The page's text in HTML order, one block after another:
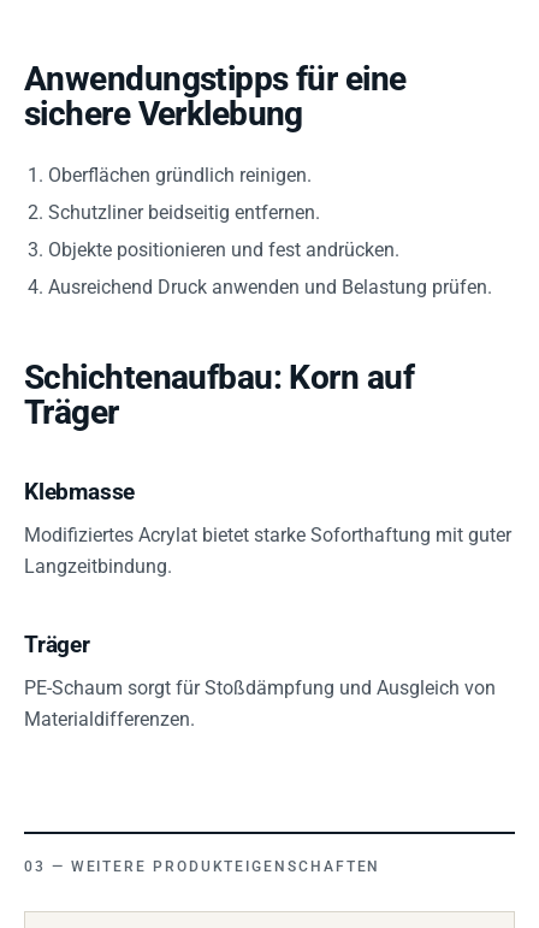
Anwendungstipps für eine
sichere Verklebung
Oberflächen gründlich reinigen.
Schutzliner beidseitig entfernen.
Objekte positionieren und fest andrücken.
Ausreichend Druck anwenden und Belastung prüfen.
Schichtenaufbau: Korn auf
Träger
Klebmasse
Modifiziertes Acrylat bietet starke Soforthaftung mit guter
Langzeitbindung.
Träger
PE-Schaum sorgt für Stoßdämpfung und Ausgleich von
Materialdifferenzen.
WEITERE PRODUKTEIGENSCHAFTEN